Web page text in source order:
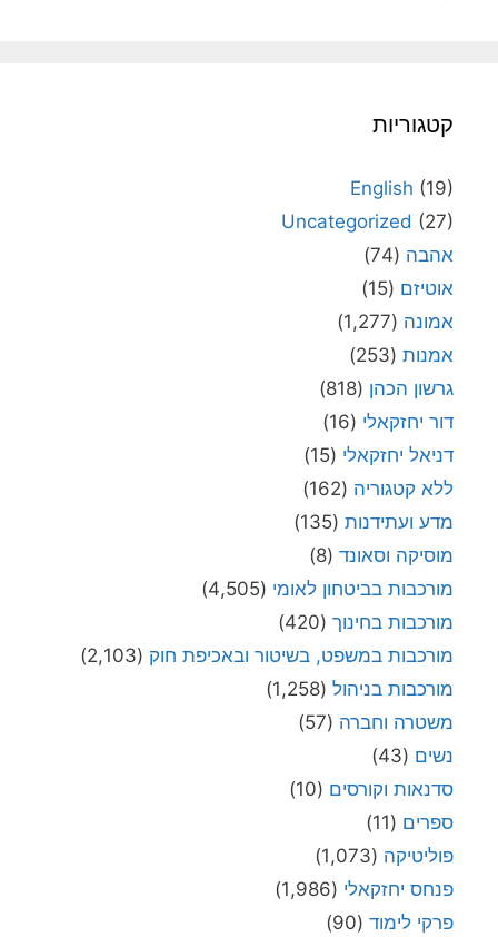
קטגוריות
English (19)
Uncategorized (27)
אהבה (74)
אוטיזם (15)
אמונה (1,277)
אמנות (253)
גרשון הכהן (818)
דור יחזקאלי (16)
דניאל יחזקאלי (15)
ללא קטגוריה (162)
מדע ועתידנות (135)
מוסיקה וסאונד (8)
מורכבות בביטחון לאומי (4,505)
מורכבות בחינוך (420)
מורכבות במשפט, בשיטור ובאכיפת חוק (2,103)
מורכבות בניהול (1,258)
משטרה וחברה (57)
נשים (43)
סדנאות וקורסים (10)
ספרים (11)
פוליטיקה (1,073)
פנחס יחזקאלי (1,986)
פרקי לימוד (90)